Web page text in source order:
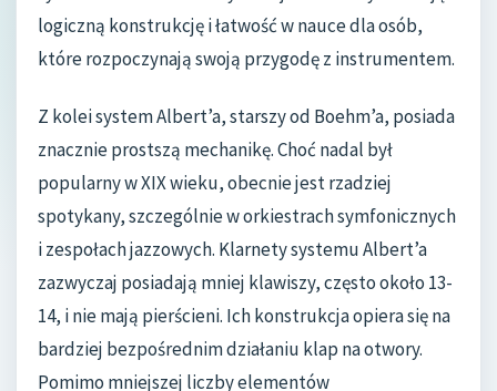
logiczną konstrukcję i łatwość w nauce dla osób,
które rozpoczynają swoją przygodę z instrumentem.
Z kolei system Albert’a, starszy od Boehm’a, posiada
znacznie prostszą mechanikę. Choć nadal był
popularny w XIX wieku, obecnie jest rzadziej
spotykany, szczególnie w orkiestrach symfonicznych
i zespołach jazzowych. Klarnety systemu Albert’a
zazwyczaj posiadają mniej klawiszy, często około 13-
14, i nie mają pierścieni. Ich konstrukcja opiera się na
bardziej bezpośrednim działaniu klap na otwory.
Pomimo mniejszej liczby elementów